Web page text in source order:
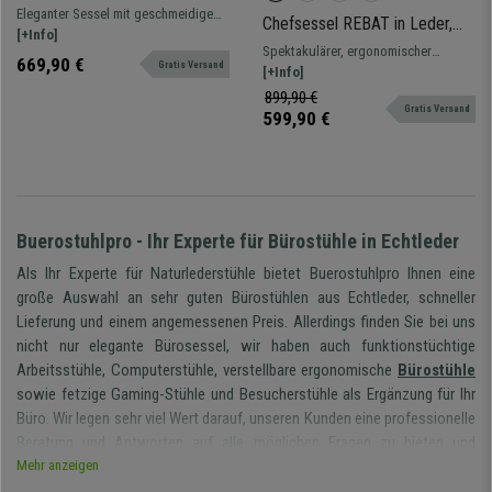
Polsterung, ergonomisches
Design, Naturlederbezug,
Eleganter Sessel mit geschmeidigem
Echtleder bezogen, ergonomisches
Design, sehr bequem und für die
intensive 8h-Nutzung geeignet.
[+Info]
669,90 € Gratis Versand
Chefsessel REBAT in Leder,
mittelhohe Rückenlehne,
Wippfunktion, Farbe Braun
Spektakulärer, ergonomischer
Chefsessel mit Wippfunktion,
makelloses Design und Verarbeitung.
[+Info]
899,90 €
599,90 € Gratis Versand
Buerostuhlpro - Ihr Experte für Bürostühle in Echtleder
Als Ihr Experte für Naturlederstühle bietet Buerostuhlpro Ihnen eine
große Auswahl an sehr guten Bürostühlen aus Echtleder, schneller
Lieferung und einem angemessenen Preis. Allerdings finden Sie bei uns
nicht nur elegante Bürosessel, wir haben auch funktionstüchtige
Arbeitsstühle, Computerstühle, verstellbare ergonomische Bürostühle
sowie fetzige Gaming-Stühle und Besucherstühle als Ergänzung für Ihr
Büro. Wir legen sehr viel Wert darauf, unseren Kunden eine professionelle
empfehlen nur Modelle, die Ihren Bedürfnissen am besten entsprechen.
Mehr anzeigen